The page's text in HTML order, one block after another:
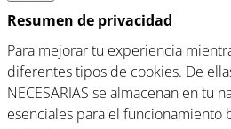
Resumen de privacidad
Para mejorar tu experiencia
diferentes tipos de cookies. De
NECESARIAS se almacenan en tu
esenciales para el funcionamiento